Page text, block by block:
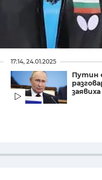
17:14, 24.01.2025
Путин